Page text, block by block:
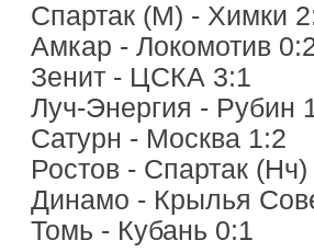
Спартак (М) - Химки
Амкар - Локомотив
Зенит - ЦСКА 3:1
Луч-Энергия - Рубин
Сатурн - Москва 1:2
Ростов - Спартак
Динамо - Крылья
Томь - Кубань 0:1